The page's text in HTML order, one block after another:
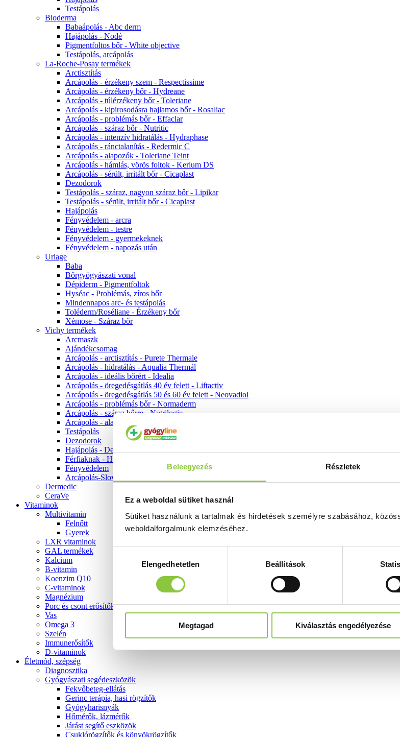
Beleegyezés Részletek
Ez a weboldal sütiket használ
Sütiket használunk a tartalmak és hirdetések személyre szabásához,
weboldalforgalmunk elemzéséhez.
kiválasztásaElengedhetetlen Beállítások
Megtagad Kiválasztás engedélyezése
Testápolás
Bioderma
Babaápolás - Abc derm
Hajápolás - Nodé
Pigmentfoltos bőr - White objective
Testápolás, arcápolás
La-Roche-Posay termékek
Arctisztítás
Arcápolás - érzékeny szem - Respectissime
Arcápolás - érzékeny bőr - Hydreane
Arcápolás - túlérzékeny bőr - Toleriane
Arcápolás - kipirosodásra hajlamos bőr - Rosaliac
Arcápolás - problémás bőr - Effaclar
Arcápolás - száraz bőr - Nutritic
Arcápolás - intenzív hidratálás - Hydraphase
Arcápolás - ránctalanítás - Redermic C
Arcápolás - alapozók - Toleriane Teint
Arcápolás - hámlás, vörös foltok - Kerium DS
Arcápolás - sérült, irritált bőr - Cicaplast
Dezodorok
Testápolás - száraz, nagyon száraz bőr - Lipikar
Testápolás - sérült, irritált bőr - Cicaplast
Hajápolás
Fényvédelem - arcra
Fényvédelem - testre
Fényvédelem - gyermekeknek
Fényvédelem - napozás után
Uriage
Baba
Bőrgyógyászati vonal
Dépiderm - Pigmentfoltok
Hyséac - Problémás, zíros bőr
Mindennapos arc- és testápolás
Toléderm/Roséliane - Érzékeny bőr
Xémose - Száraz bőr
Vichy termékek
Arcmaszk
Ajándékcsomag
Arcápolás - arctisztítás - Purete Thermale
Arcápolás - hidratálás - Aqualia Thermál
Arcápolás - ideális bőrért - Idealia
Arcápolás - öregedésgátlás 40 év felett - Liftactiv
Arcápolás - öregedésgátlás 50 és 60 év felett - Neovadiol
Arcápolás - problémás bőr - Normaderm
Arcápolás - száraz bőrre - Nutrilogie
Arcápolás - alapozók
Testápolás
Dezodorok
Hajápolás - Dercos
Férfiaknak - Homme
Fényvédelem
Arcápolás-Slow Age
Dermedic
CeraVe
Vitaminok
Multivitamin
Felnőtt
Gyerek
LXR vitaminok
GAL termékek
Kalcium
B-vitamin
Koenzim Q10
C-vitaminok
Magnézium
Porc és csont erősítők
Vas
Omega 3
Szelén
Immunerősítők
D-vitaminok
Életmód, szépség
Diagnosztika
Gyógyászati segédeszközök
Fekvőbeteg-ellátás
Gerinc terápia, hasi rögzítők
Gyógyharisnyák
Hőmérők, lázmérők
Járást segítő eszközök
Csuklórögzítők és könyökrögzítők